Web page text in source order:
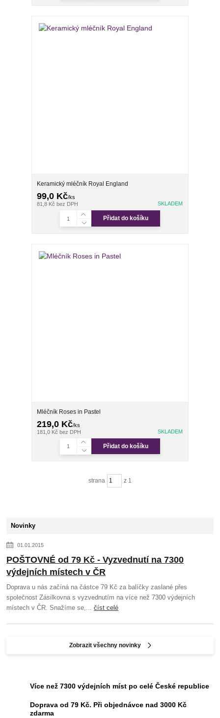
Keramický mléčník Royal England
99,0 Kč/ks
81,8 Kč bez DPH SKLADEM
Přidat do košíku
Mléčník Roses in Pastel
219,0 Kč/ks
181,0 Kčbez DPH SKLADEM
Přidat do košíku
strana z 1
Novinky
01.01.2015
POŠTOVNÉ od 79 Kč - Vyzvednutí na 7300
výdejních místech v ČR
Doprava u nás začíná na částce 79 Kč za balíčky zaslané přes
společnost Zásilkovna s vyzvednutím na více než 7300 výdejních
místech v ČR. Snažíme se,...číst celé
Zobrazit všechny novinky
Více než 7300 výdejních míst po celé České republice
Doprava od 79 Kč. Při objednávce nad 3000 Kč
zdarma